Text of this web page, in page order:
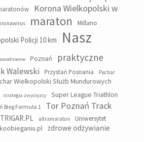
Korona Wielkopolski w
maraton Millano
Policji 10 km
Nasz
Poznań
praktyczne
Walewski Przystań Posnania
Puchar
Wielkopolski Służb Mundurowych
strategia zwycięzcy Super League Triathlon
Bieg Formuła 1
Tor Poznań Track
TRIGAR.PL ultramaraton
Uniwersytet
zdrowe odżywianie